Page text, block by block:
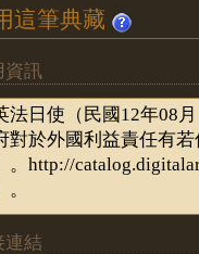
這筆典藏
資訊
連結